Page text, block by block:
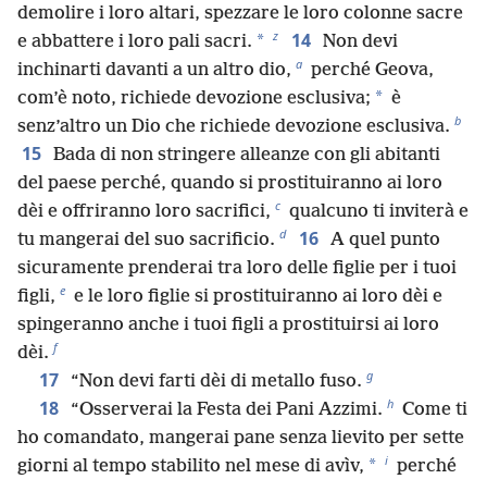
demolire i loro altari, spezzare le loro colonne sacre
e abbattere i loro pali sacri. * z 14 Non devi
inchinarti davanti a un altro dio, a perché Geova,
com’è noto, richiede devozione esclusiva; * è
senz’altro un Dio che richiede devozione esclusiva. b
15 Bada di non stringere alleanze con gli abitanti
del paese perché, quando si prostituiranno ai loro
dèi e offriranno loro sacrifici, c qualcuno ti inviterà e
tu mangerai del suo sacrificio. d 16 A quel punto
sicuramente prenderai tra loro delle figlie per i tuoi
figli, e e le loro figlie si prostituiranno ai loro dèi e
spingeranno anche i tuoi figli a prostituirsi ai loro
dèi. f
17 “Non devi farti dèi di metallo fuso. g
18 “Osserverai la Festa dei Pani Azzimi. h Come ti
ho comandato, mangerai pane senza lievito per sette
giorni al tempo stabilito nel mese di avìv, * i perché